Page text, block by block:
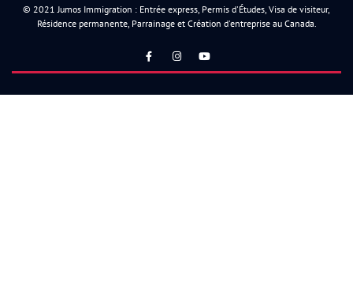
© 2021 Jumos Immigration : Entrée express, Permis d'Études, Visa de visiteur,
Résidence permanente, Parrainage et Création d'entreprise au Canada.